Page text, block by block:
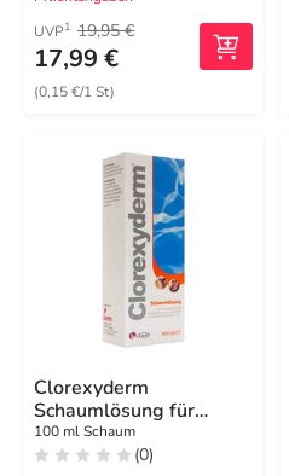
UVP1 19,95 €
17,99 €
(0,15 €/1 St)
Clorexyderm
Schaumlösung für
Hunde / Katzen
100 ml Schaum
(0)